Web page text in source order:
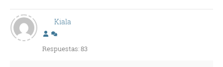
Kiala
Respuestas: 83